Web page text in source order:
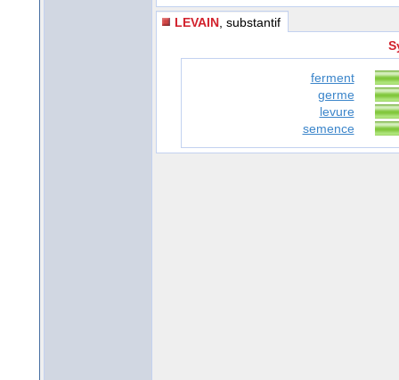
LEVAIN , substantif
ferment
germe
levure
semence